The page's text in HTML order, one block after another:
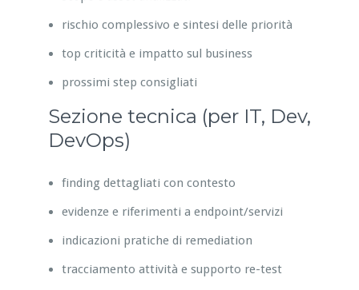
rischio complessivo e sintesi delle priorità
top criticità e impatto sul business
prossimi step consigliati
Sezione tecnica (per IT, Dev,
DevOps)
finding dettagliati con contesto
evidenze e riferimenti a endpoint/servizi
indicazioni pratiche di remediation
tracciamento attività e supporto re-test